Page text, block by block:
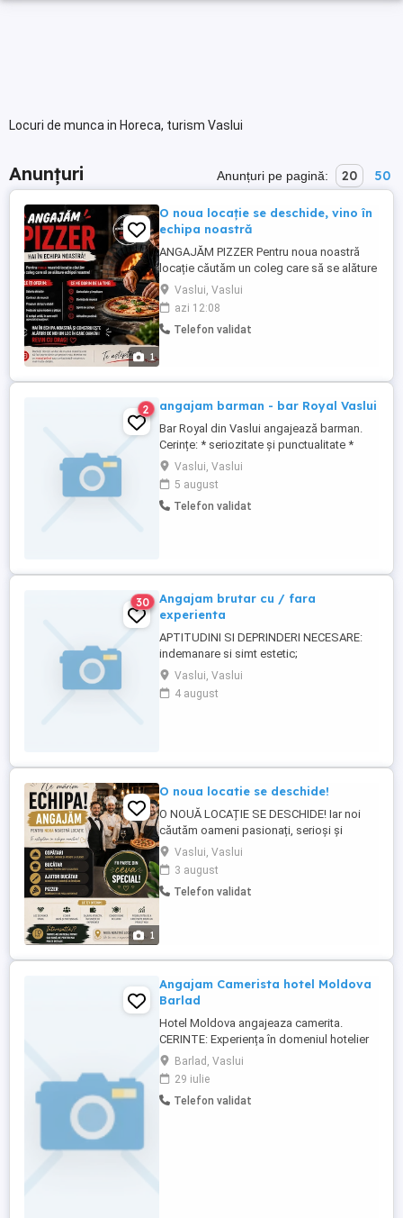
Locuri de munca in Horeca, turism Vaslui
Anunțuri Anunțuri pe pagină: 20 50
1
O noua locație se deschide, vino în
echipa noastră
ANGAJĂM PIZZER Pentru noua noastră
locație căutăm un coleg care să se alăture
echipei noastre! Dacă ești o persoană
serioasă, responsabilă și îți place să
lucrezi într-un mediu dinamic, te așteptăm
cu drag alături de noi. Ce îți oferim: Salariu
Vaslui, Vaslui
azi 12:08
Telefon validat
2 angajam barman - bar Royal Vaslui
Bar Royal din Vaslui angajează barman.
Cerințe: * seriozitate și punctualitate *
atitudine pozitivă și spirit de echipă *
experiența constituie avantaj, dar nu este
obligatorie Oferim: * salariu motivant *
program avantajos * mediu de lucru
Vaslui, Vaslui
5 august
Telefon validat
30
Angajam brutar cu / fara
experienta
APTITUDINI SI DEPRINDERI NECESARE:
indemanare si simt estetic;
Responsabilitati: Pregatirea diferitelor
aluaturi si mixturi, conform retetelor de
productie; Fabricare produse de patiserie
Vaslui, Vaslui
4 august
1
O noua locatie se deschide!
O NOUĂ LOCAȚIE SE DESCHIDE! Iar noi
căutăm oameni pasionați, serioși și
dornici să facă parte dintr-o echipă
frumoasă! Pentru noua noastră locație,
suntem în căutarea următorilor colegi:
BUCĂTAR AJUTOR DE BUCĂTAR PIZZER
Vaslui, Vaslui
3 august
Telefon validat
Angajam Camerista hotel Moldova
Barlad
Hotel Moldova angajeaza camerita.
CERINTE: Experiența în domeniul hotelier
constituie un avantaj, dar nu este
întotdeauna obligatorie. Atenție la detalii
și simț al responsabilității. Seriozitate,
punctualitate și corectitudine. Capacitatea
Barlad, Vaslui
29 iulie
Telefon validat